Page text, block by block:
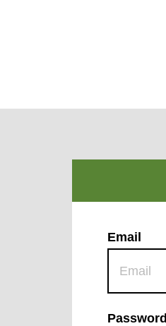
Email
Password